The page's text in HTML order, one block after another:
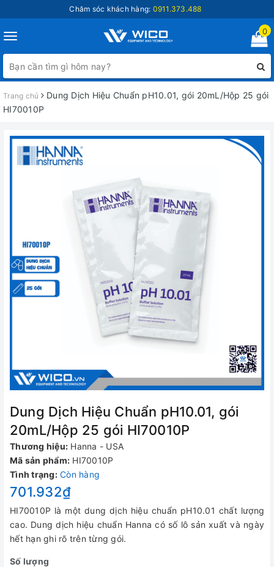
Chăm sóc khách hàng: 0911.373.488
Toggle
navigation
0
Trang chủ
Dung Dịch Hiệu Chuẩn pH10.01, gói 20mL/Hộp 25 gói
HI70010P
Dung Dịch Hiệu Chuẩn pH10.01, gói
20mL/Hộp 25 gói HI70010P
Thương hiệu: Hanna - USA
Mã sản phẩm: HI70010P
Tình trạng: Còn hàng
701.932₫
HI70010P là một dung dịch hiệu chuẩn pH10.01 chất lượng
cao. Dung dịch hiệu chuẩn Hanna có số lô sản xuất và ngày
hết hạn ghi rõ trên từng gói.
Số lượng